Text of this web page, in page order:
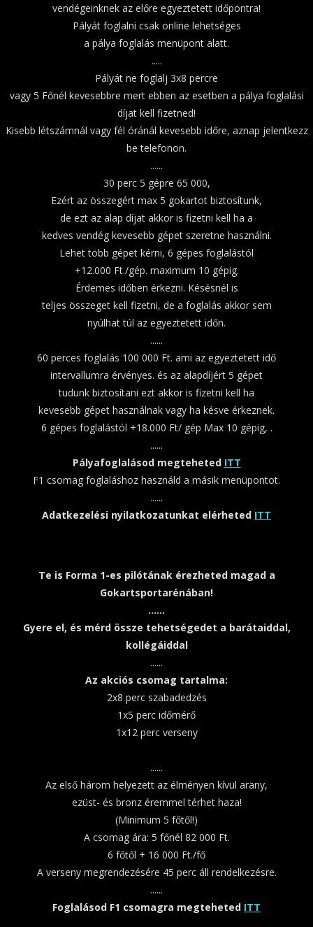
vendégeinknek az előre egyeztetett időpontra!
Pályát foglalni csak online lehetséges
a pálya foglalás menüpont alatt.
.....
Pályát ne foglalj 3x8 percre
vagy 5 Főnél kevesebbre mert ebben az esetben a pálya foglalási
díjat kell fizetned!
Kisebb létszámnál vagy fél óránál kevesebb időre, aznap jelentkezz
be telefonon.
......
30 perc 5 gépre 65 000,
Ezért az összegért max 5 gokartot biztosítunk,
de ezt az alap díjat akkor is fizetni kell ha a
kedves vendég kevesebb gépet szeretne használni.
Lehet több gépet kérni, 6 gépes foglalástól
+12.000 Ft./gép. maximum 10 gépig.
Érdemes időben érkezni. Késésnél is
teljes összeget kell fizetni, de a foglalás akkor sem
nyúlhat túl az egyeztetett időn.
......
60 perces foglalás 100 000 Ft. ami az egyeztetett idő
intervallumra érvényes. és az alapdíjért 5 gépet
tudunk biztosítani ezt akkor is fizetni kell ha
kevesebb gépet használnak vagy ha késve érkeznek.
6 gépes foglalástól +18.000 Ft/ gép Max 10 gépig, .
......
Pályafoglalásod megteheted ITT
F1 csomag foglaláshoz használd a másik menüpontot.
......
Adatkezelési nyilatkozatunkat elérheted ITT
Te is Forma 1-es pilótának érezheted magad a
Gokartsportarénában!
......
Gyere el, és mérd össze tehetségedet a barátaiddal,
kollégáiddal
......
Az akciós csomag tartalma:
2x8 perc szabadedzés
1x5 perc időmérő
1x12 perc verseny
......
Az első három helyezett az élményen kívül arany,
ezüst- és bronz éremmel térhet haza!
(Minimum 5 főtől!)
A csomag ára: 5 főnél 82 000 Ft.
6 főtől + 16 000 Ft./fő
A verseny megrendezésére 45 perc áll rendelkezésre.
......
Foglalásod F1 csomagra megteheted ITT